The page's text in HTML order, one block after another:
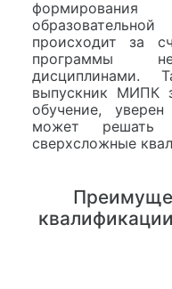
происходит за
программы
дисциплинами.
выпускник МИПК
обучение,
может
сверхсложные